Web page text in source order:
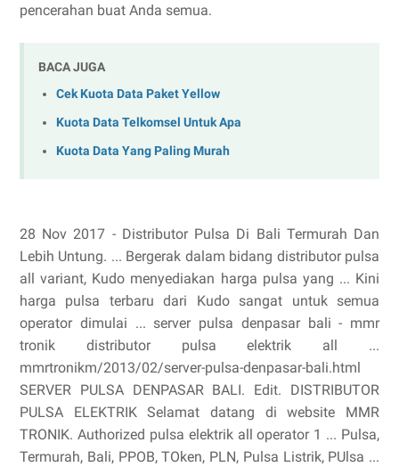
pencerahan buat Anda semua.
BACA JUGA
Cek Kuota Data Paket Yellow
Kuota Data Telkomsel Untuk Apa
Kuota Data Yang Paling Murah
28 Nov 2017 - Distributor Pulsa Di Bali Termurah Dan
Lebih Untung. ... Bergerak dalam bidang distributor pulsa
all variant, Kudo menyediakan harga pulsa yang ... Kini
harga pulsa terbaru dari Kudo sangat untuk semua
operator dimulai ... server pulsa denpasar bali - mmr
tronik distributor pulsa elektrik all ...
mmrtronikm/2013/02/server-pulsa-denpasar-bali.html
SERVER PULSA DENPASAR BALI. Edit. DISTRIBUTOR
PULSA ELEKTRIK Selamat datang di website MMR
TRONIK. Authorized pulsa elektrik all operator 1 ... Pulsa,
Termurah, Bali, PPOB, TOken, PLN, Pulsa Listrik, PUlsa ...